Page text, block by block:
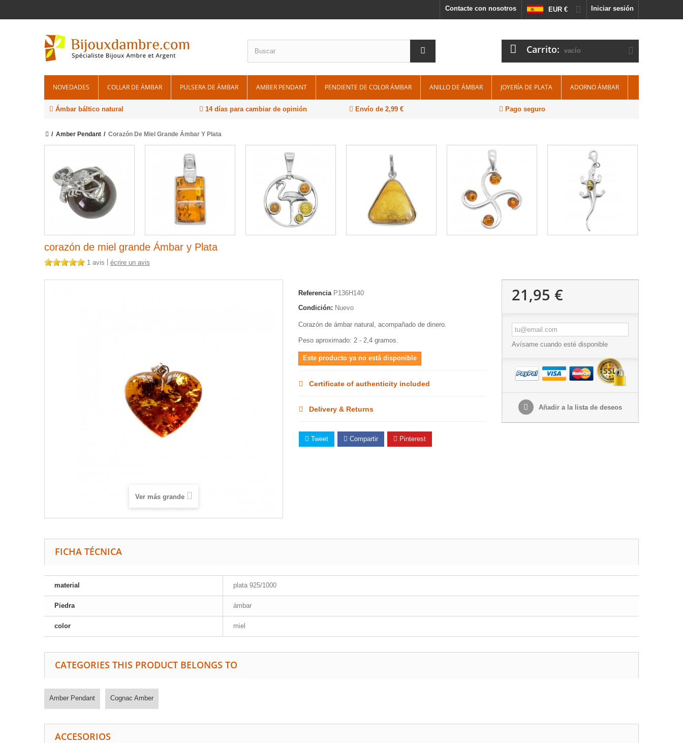
Iniciar sesión
EUR €
Contacte con nosotros
Carrito: vacío
NOVEDADES COLLAR DE ÁMBAR PULSERA DE ÁMBAR AMBER PENDANT PENDIENTE DE COLOR ÁMBAR ANILLO DE ÁMBAR JOYERÍA DE PLATA ADORNO ÁMBAR
Ámbar báltico natural 14 días para cambiar de opinión Envío de 2,99 € Pago seguro
Amber Pendant Corazón De Miel Grande Ámbar Y Plata
corazón de miel grande Ámbar y Plata
1 avis écrire un avis
Ver más grande
Referencia P136H140
Condición: Nuevo
Corazón de ámbar natural, acompañado de dinero.
Peso aproximado: 2 - 2,4 gramos.
Este producto ya no está disponible
Certificate of authenticity included
Delivery & Returns
Tweet Compartir Pinterest
21,95 €
Avísame cuando esté disponible
Añadir a la lista de deseos
FICHA TÉCNICA
material plata 925/1000
Piedra ámbar
color miel
CATEGORIES THIS PRODUCT BELONGS TO
Amber Pendant Cognac Amber
ACCESORIOS